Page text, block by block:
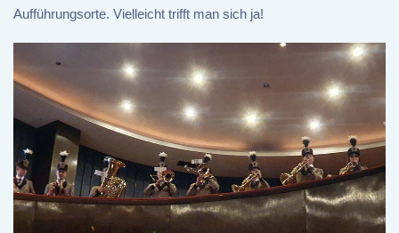
Aufführungsorte. Vielleicht trifft man sich ja!